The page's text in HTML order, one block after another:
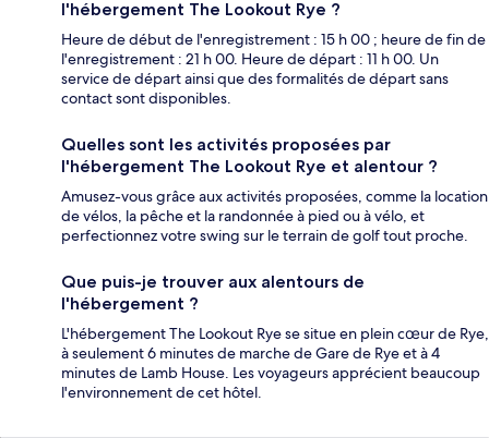
l'hébergement The Lookout Rye ?
Heure de début de l'enregistrement : 15 h 00 ; heure de fin de
l'enregistrement : 21 h 00. Heure de départ : 11 h 00. Un
service de départ ainsi que des formalités de départ sans
contact sont disponibles.
Quelles sont les activités proposées par
l'hébergement The Lookout Rye et alentour ?
Amusez-vous grâce aux activités proposées, comme la location
de vélos, la pêche et la randonnée à pied ou à vélo, et
perfectionnez votre swing sur le terrain de golf tout proche.
Que puis-je trouver aux alentours de
l'hébergement ?
L'hébergement The Lookout Rye se situe en plein cœur de Rye,
à seulement 6 minutes de marche de Gare de Rye et à 4
minutes de Lamb House. Les voyageurs apprécient beaucoup
l'environnement de cet hôtel.